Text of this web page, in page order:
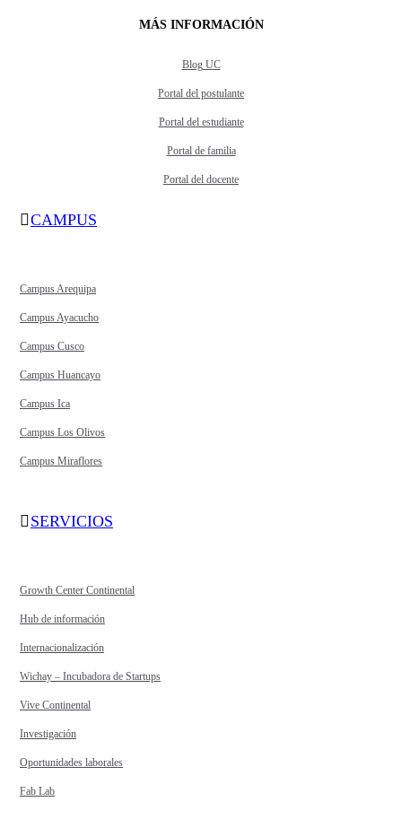
MÁS INFORMACIÓN
Blog UC
Portal del postulante
Portal del estudiante
Portal de familia
Portal del docente
CAMPUS
Campus Arequipa
Campus Ayacucho
Campus Cusco
Campus Huancayo
Campus Ica
Campus Los Olivos
Campus Miraflores
SERVICIOS
Growth Center Continental
Hub de información
Internacionalización
Wichay – Incubadora de Startups
Vive Continental
Investigación
Oportunidades laborales
Fab Lab